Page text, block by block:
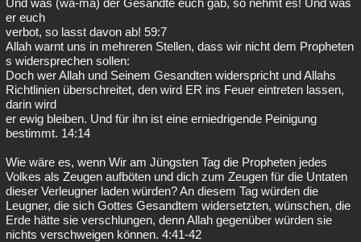
Und was (wa-ma) der Gesandte euch gab, so nehmt es! Und was
er euch
verbot, so lasst davon ab! 59:7
Allah warnt uns in mehreren Stellen, dass wir nicht dem Propheten
s widersprechen sollen:
Doch wer Allah und Seinem Gesandten widerspricht und Allahs
Richtlinien überschreitet, den wird ER ins Feuer eintreten lassen,
darin wird
er ewig bleiben. Und für ihn ist eine erniedrigende Peinigung
bestimmt. 14:14
Wie wäre es, wenn Wir am Jüngsten Tag die Propheten jedes
Volkes als Zeugen aufböten und dich zum Zeugen für die Untaten
dieser Verleugner laden würden? An diesem Tag würden die
Leugner, die sich Gottes Gesandtem widersetzten, wünschen, die
Erde hätte sie verschlungen, denn Allah gegenüber würden sie
nichts verschweigen können. 4:41-42